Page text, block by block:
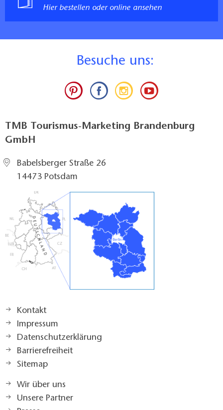
Hier bestellen oder online ansehen
Besuche uns:
TMB Tourismus-Marketing Brandenburg
GmbH
Babelsberger Straße 26
14473 Potsdam
Kontakt
Impressum
Datenschutzerklärung
Barrierefreiheit
Sitemap
Wir über uns
Unsere Partner